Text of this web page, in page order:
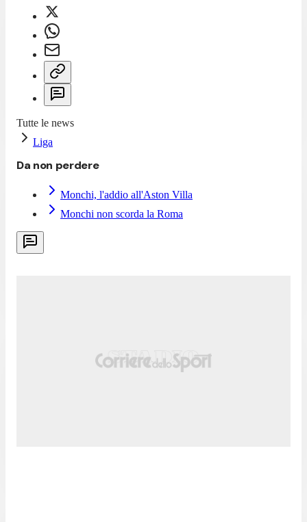
Tutte le news
Liga
Da non perdere
Monchi, l'addio all'Aston Villa
Monchi non scorda la Roma